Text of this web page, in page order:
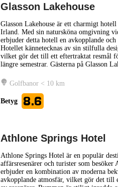
Glasson Lakehouse
Glasson Lakehouse är ett charmigt
Irland. Med sin natursköna omgivning
erbjuder detta hotell en avkopplande
Hotellet kännetecknas av sin stilfulla
vilket gör det till ett eftertraktat resmål
längre semestrar. Gästerna på Glasson
Golfbanor < 10 km
Betyg 8.6
Athlone Springs Hotel
Athlone Springs Hotel är en populär
affärsresenärer och turister som
erbjuder en kombination av moderna
avkopplande atmosfär, vilket gör det